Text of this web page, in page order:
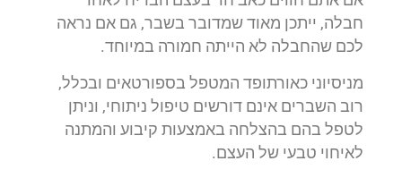
חבלה, ייתכן מאוד שמדובר בשבר, גם אם נראה
לכם שהחבלה לא הייתה חמורה במיוחד.
מניסיוני כאורתופד המטפל בספורטאים ובכלל,
רוב השברים אינם דורשים טיפול ניתוחי, וניתן
לטפל בהם בהצלחה באמצעות קיבוע והמתנה
לאיחוי טבעי של העצם.